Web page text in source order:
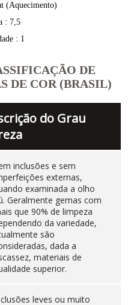
(Aquecimento)
: 7,5
: 1
DE
DE COR (BRASIL)
do Grau
inclusões e sem
externas,
examinada a olho
Geralmente gemas com
que 90% de limpeza
da variedade,
são
dada a
materiais de
superior.
leves ou muito